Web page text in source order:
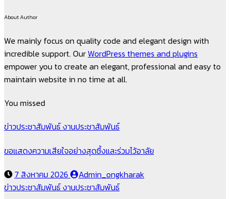
About Author
We mainly focus on quality code and elegant design with
incredible support. OurWordPress themes and plugins
empower you to create an elegant, professional and easy to
maintain website in no time at all.
You missed
ข่าวประชาสัมพันธ์งานประชาสัมพันธ์
ขอแสดงความเสียใจอย่างสุดซึ้งและร่วมไว้อาลัย
7 สิงหาคม 2026
Admin_ongkharak
ข่าวประชาสัมพันธ์งานประชาสัมพันธ์